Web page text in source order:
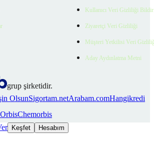
Kullanıcı Veri Gizliliği
Ziyaretçi Veri Gizliliği
Müşteri Yetkilisi Veri
Aday Aydınlatma Metni
grup şirketidir.
OlsunSigortam.netArabam.comHangikredi
Chemorbis
Keşfet Hesabım